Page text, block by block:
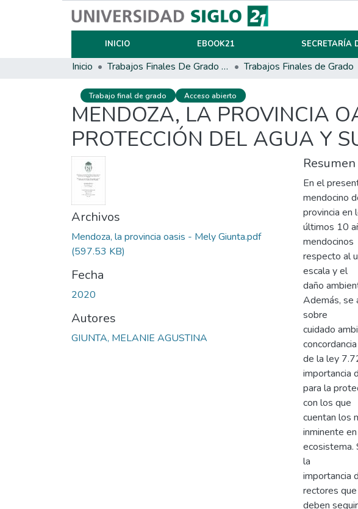
INICIO EBOOK21 SECRETARÍA
Inicio Trabajos Finales De Grado Y Posgrado Trabajos Finales de Grado
Trabajo final de grado Acceso abierto
MENDOZA, LA PROVINCIA
PROTECCIÓN DEL AGUA Y
Archivos
Mendoza, la provincia oasis - Mely Giunta.pdf
(597.53 KB)
Fecha
2020
Autores
GIUNTA, MELANIE AGUSTINA
Resumen
En el
mendocino
provincia en
últimos 10
mendocinos
respecto al
escala y el
daño
Además, se
sobre
cuidado
concordancia
de la ley
importancia
para la
con los que
cuentan los
inminente
ecosistema.
la
importancia
rectores que
deben